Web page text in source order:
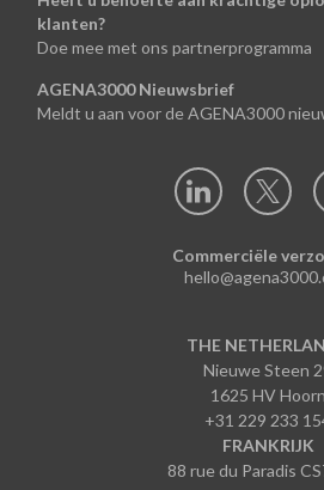
klanten?
Doe mee met ons partnerprogramma
AGENA3000 Nieuwsbrief
Meldt u aan voor de AGENA3000
Commerciële
THE
Nieuwe Steen
1625 HV Hoorn
+31 229 233
FRANKRIJK
88 rue du Paradis